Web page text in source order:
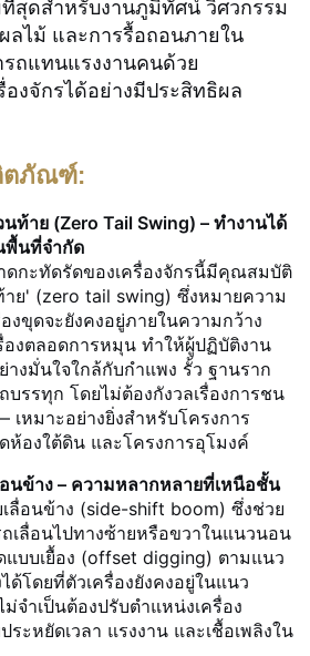
ที่สุดสำหรับงานภูมิทัศน์ วิศวกรรม
ลไม้ และการรื้อถอนภายใน
ถแทนแรงงานคนด้วย
งจักรได้อย่างมีประสิทธิผล
ตภัณฑ์:
ท้าย (Zero Tail Swing) – ทำงานได้
พื้นที่จำกัด
กะทัดรัดของเครื่องจักรนี้มีคุณสมบัติ
ย' (zero tail swing) ซึ่งหมายความ
งขุดจะยังคงอยู่ภายในความกว้าง
องตลอดการหมุน ทำให้ผู้ปฏิบัติงาน
างมั่นใจใกล้กับกำแพง รั้ว ฐานราก
บรรทุก โดยไม่ต้องกังวลเรื่องการชน
เหมาะอย่างยิ่งสำหรับโครงการ
ห้องใต้ดิน และโครงการอุโมงค์
นข้าง – ความหลากหลายที่เหนือชั้น
ลื่อนข้าง (side-shift boom) ซึ่งช่วย
เลื่อนไปทางซ้ายหรือขวาในแนวนอน
บบเยื้อง (offset digging) ตามแนว
ด้โดยที่ตัวเครื่องยังคงอยู่ในแนว
จำเป็นต้องปรับตำแหน่งเครื่อง
ะหยัดเวลา แรงงาน และเชื้อเพลิงใน